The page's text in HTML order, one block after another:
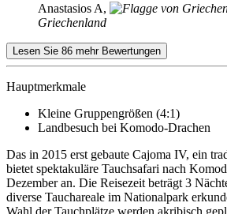
Anastasios A,
Griechenland
Lesen Sie 86 mehr Bewertungen
Hauptmerkmale
Kleine Gruppengrößen (4:1)
Landbesuch bei Komodo-Drachen
Das in 2015 erst gebaute Cajoma IV, ein
bietet spektakuläre Tauchsafari nach
Dezember an. Die Reisezeit beträgt 3
diverse Tauchareale im Nationalpark
Wahl der Tauchplätze werden akribisch